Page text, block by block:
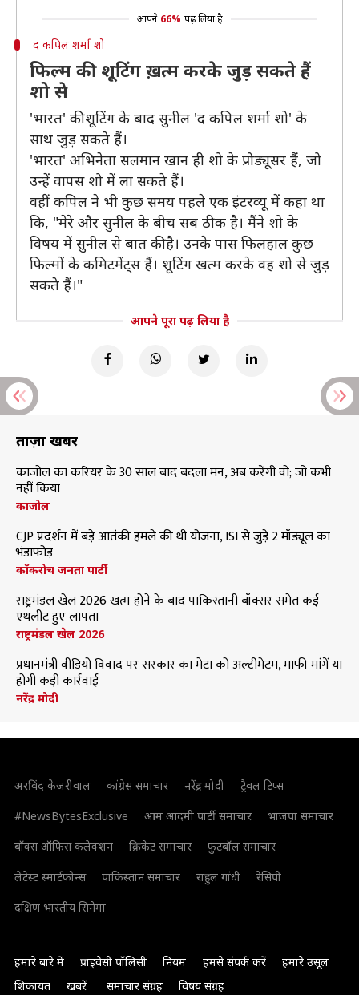
आपने 66% पढ़ लिया है
द कपिल शर्मा शो
फिल्म की शूटिंग ख़त्म करके जुड़ सकते हैं
शो से
'भारत' की शूटिंग के बाद सुनील 'द कपिल शर्मा शो' के
साथ जुड़ सकते हैं।
'भारत' अभिनेता सलमान खान ही शो के प्रोड्यूसर हैं, जो
उन्हें वापस शो में ला सकते हैं।
वहीं कपिल ने भी कुछ समय पहले एक इंटरव्यू में कहा था
कि, "मेरे और सुनील के बीच सब ठीक है। मैंने शो के
विषय में सुनील से बात की है। उनके पास फिलहाल कुछ
फिल्मों के कमिटमेंट्स हैं। शूटिंग खत्म करके वह शो से जुड़
सकते हैं।"
आपने पूरा पढ़ लिया है
ताज़ा खबरें
काजोल का करियर के 30 साल बाद बदला मन, अब करेंगी वो; जो कभी
नहीं किया
काजोल
CJP प्रदर्शन में बड़े आतंकी हमले की थी योजना, ISI से जुड़े 2 मॉड्यूल का
भंडाफोड़
कॉकरोच जनता पार्टी
राष्ट्रमंडल खेल 2026 खत्म होने के बाद पाकिस्तानी बॉक्सर समेत कई
एथलीट हुए लापता
राष्ट्रमंडल खेल 2026
प्रधानमंत्री वीडियो विवाद पर सरकार का मेटा को अल्टीमेटम, माफी मांगें या
होगी कड़ी कार्रवाई
नरेंद्र मोदी
अरविंद केजरीवाल कांग्रेस समाचार नरेंद्र मोदी
ट्रैवल टिप्स
#NewsBytesExclusive
आम आदमी पार्टी समाचार
भाजपा समाचार
बॉक्स ऑफिस कलेक्शन
क्रिकेट समाचार
फुटबॉल समाचार
लेटेस्ट स्मार्टफोन्स
पाकिस्तान समाचार राहुल गांधी
रेसिपी
दक्षिण भारतीय सिनेमा
हमारे बारे में प्राइवेसी पॉलिसी नियम हमसे संपर्क करें
हमारे उसूल
शिकायत
खबरें समाचार संग्रह विषय संग्रह